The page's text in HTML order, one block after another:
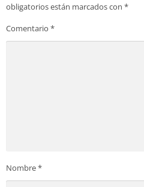
obligatorios están marcados con *
Comentario *
Nombre*